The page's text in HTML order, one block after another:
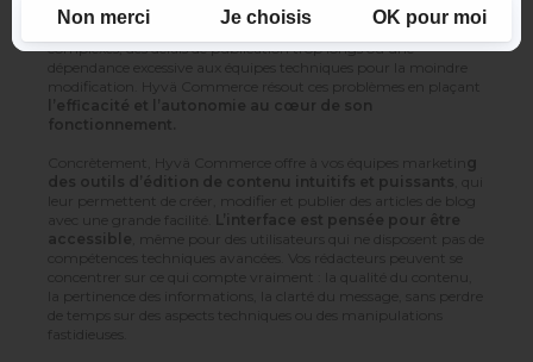
besoins des équipes marketing.Trop souvent, les équipes
en charge du contenu se retrouvent bloquées par des interfaces
complexes, des délais de publication trop longs ou une
dépendance excessive aux équipes techniques pour la moindre
modification. Hyvä Commerce résout ces problèmes en plaçant
l’efficacité et l’autonomie au cœur de son
fonctionnement.
Concrètement, Hyvä Commerce offre à vos équipes marketin
g
des outils d’édition de contenu intuitifs et puissants , qui
leur permettent de créer, modifier et publier des articles de blog
avec une grande facilité. L’interface est pensée pour être
accessible , même pour des utilisateurs qui ne disposent pas de
compétences techniques avancées. Vos rédacteurs peuvent se
concentrer sur ce qui compte vraiment : la qualité du contenu,
la pertinence des informations, la clarté du message, sans perdre
de temps sur des aspects techniques ou des manipulations
fastidieuses.